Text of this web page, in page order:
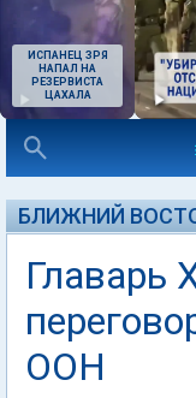
ИСПАНЕЦ ЗРЯ
НАПАЛ НА
РЕЗЕРВИСТА
ЦАХАЛА
БЛИЖНИЙ
Главарь
ООН